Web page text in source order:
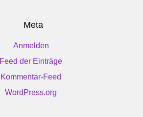
Meta
Anmelden
Feed der Einträge
Kommentar-Feed
WordPress.org